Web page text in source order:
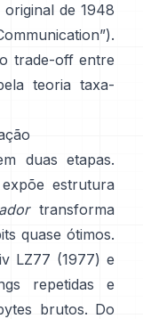
de 1948
).
trade-off entre
teoria taxa-
duas etapas.
estrutura
transforma
quase ótimos.
LZ77 (1977) e
repetidas e
brutos. Do